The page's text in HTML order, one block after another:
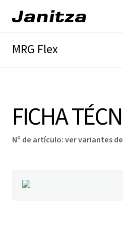
MRG Flex
FICHA
Nº de artículo:ver variantes